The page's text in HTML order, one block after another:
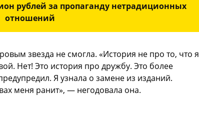
рублей за пропаганду нетрадиционных
отношений
звезда не смогла. «История не про то, что я
Нет! Это история про дружбу. Это более
Я узнала о замене из изданий.
меня ранит», — негодовала она.